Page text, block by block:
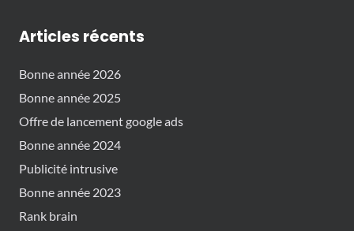
Articles récents
Bonne année 2026
Bonne année 2025
Offre de lancement google ads
Bonne année 2024
Publicité intrusive
Bonne année 2023
Rank brain